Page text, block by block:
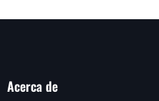
Acerca de